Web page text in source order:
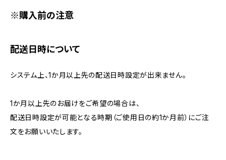
※購入前の注意
配送日時について
システム上、1か月以上先の配送日時設定が出来ません。
1か月以上先のお届けをご希望の場合は、
配送日時設定が可能となる時期（ご使用日の約1か月前）にご注
文をお願いいたします。